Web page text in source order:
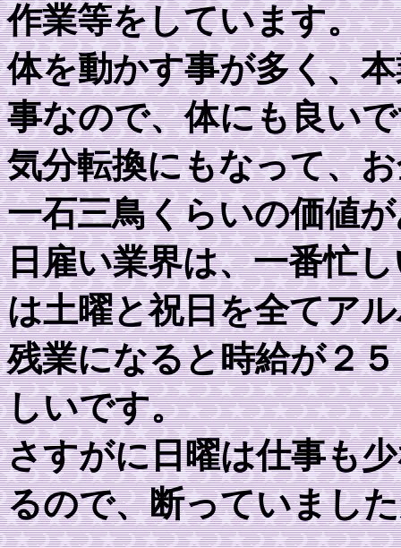
作業等をしています。
体を動かす事が多く、
事なので、体にも良い
気分転換にもなって、
一石三鳥くらいの価値
日雇い業界は、一番忙
は土曜と祝日を全てア
残業になると時給が２
しいです。
さすがに日曜は仕事も
るので、断っていまし